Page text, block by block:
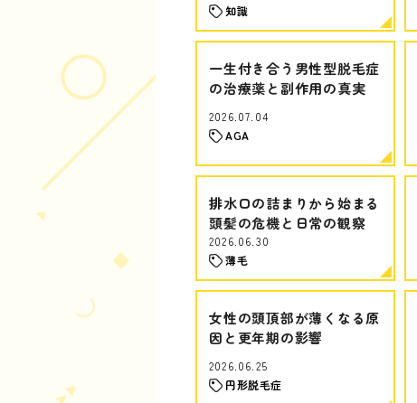
知識
一生付き合う男性型脱毛症
の治療薬と副作用の真実
2026.07.04
AGA
排水口の詰まりから始まる
頭髪の危機と日常の観察
2026.06.30
薄毛
女性の頭頂部が薄くなる原
因と更年期の影響
2026.06.25
円形脱毛症